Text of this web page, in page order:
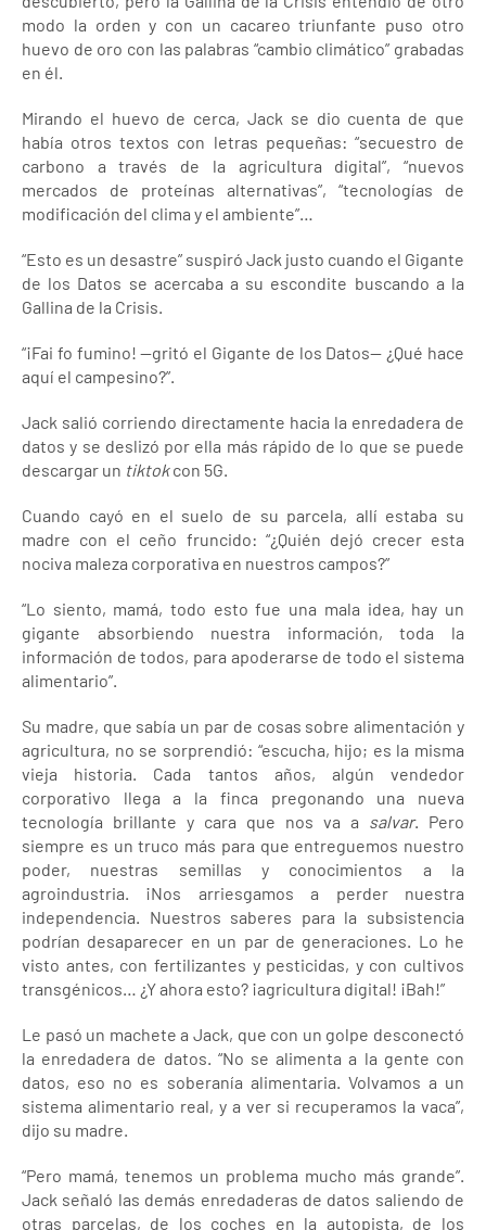
modo la orden y con un cacareo triunfante puso otro
huevo de oro con las palabras “cambio climático” grabadas
en él.
Mirando el huevo de cerca, Jack se dio cuenta de que
había otros textos con letras pequeñas: “secuestro de
carbono a través de la agricultura digital”, “nuevos
mercados de proteínas alternativas”, “tecnologías de
modificación del clima y el ambiente”…
“Esto es un desastre” suspiró Jack justo cuando el Gigante
de los Datos se acercaba a su escondite buscando a la
Gallina de la Crisis.
“¡Fai fo fumino! —gritó el Gigante de los Datos— ¿Qué hace
aquí el campesino?”.
Jack salió corriendo directamente hacia la enredadera de
datos y se deslizó por ella más rápido de lo que se puede
descargar un tiktokcon 5G.
Cuando cayó en el suelo de su parcela, allí estaba su
madre con el ceño fruncido: “¿Quién dejó crecer esta
nociva maleza corporativa en nuestros campos?”
“Lo siento, mamá, todo esto fue una mala idea, hay un
gigante absorbiendo nuestra información, toda la
información de todos, para apoderarse de todo el sistema
alimentario”.
Su madre, que sabía un par de cosas sobre alimentación y
agricultura, no se sorprendió: “escucha, hijo; es la misma
vieja historia. Cada tantos años, algún vendedor
corporativo llega a la finca pregonando una nueva
tecnología brillante y cara que nos va a salvar. Pero
siempre es un truco más para que entreguemos nuestro
poder, nuestras semillas y conocimientos a la
agroindustria. ¡Nos arriesgamos a perder nuestra
independencia. Nuestros saberes para la subsistencia
podrían desaparecer en un par de generaciones. Lo he
visto antes, con fertilizantes y pesticidas, y con cultivos
transgénicos… ¿Y ahora esto? ¡agricultura digital! ¡Bah!”
Le pasó un machete a Jack, que con un golpe desconectó
la enredadera de datos. “No se alimenta a la gente con
datos, eso no es soberanía alimentaria. Volvamos a un
sistema alimentario real, y a ver si recuperamos la vaca”,
dijo su madre.
“Pero mamá, tenemos un problema mucho más grande”.
Jack señaló las demás enredaderas de datos saliendo de
otras parcelas, de los coches en la autopista, de los